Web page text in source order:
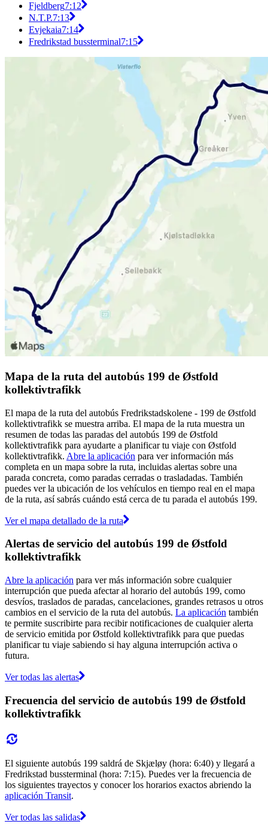
Fjeldberg7:12
N.T.P.7:13
Evjekaia7:14
Fredrikstad bussterminal7:15
Mapa de la ruta del autobús 199 de Østfold
kollektivtrafikk
El mapa de la ruta del autobús Fredrikstadskolene - 199 de Østfold
kollektivtrafikk se muestra arriba. El mapa de la ruta muestra un
resumen de todas las paradas del autobús 199 de Østfold
kollektivtrafikk para ayudarte a planificar tu viaje con Østfold
kollektivtrafikk. Abre la aplicación para ver información más
completa en un mapa sobre la ruta, incluidas alertas sobre una
parada concreta, como paradas cerradas o trasladadas. También
puedes ver la ubicación de los vehículos en tiempo real en el mapa
de la ruta, así sabrás cuándo está cerca de tu parada el autobús 199.
Ver el mapa detallado de la ruta
Alertas de servicio del autobús 199 de Østfold
kollektivtrafikk
Abre la aplicación para ver más información sobre cualquier
interrupción que pueda afectar al horario del autobús 199, como
desvíos, traslados de paradas, cancelaciones, grandes retrasos u otros
cambios en el servicio de la ruta del autobús. La aplicación también
te permite suscribirte para recibir notificaciones de cualquier alerta
de servicio emitida por Østfold kollektivtrafikk para que puedas
planificar tu viaje sabiendo si hay alguna interrupción activa o
futura.
Ver todas las alertas
Frecuencia del servicio de autobús 199 de Østfold
kollektivtrafikk
El siguiente autobús 199 saldrá de Skjæløy (hora: 6:40) y llegará a
Fredrikstad bussterminal (hora: 7:15). Puedes ver la frecuencia de
los siguientes trayectos y conocer los horarios exactos abriendo la
aplicación Transit.
Ver todas las salidas